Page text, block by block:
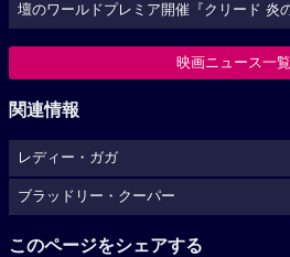
壇のワールドプレミア開催『クリード 炎
映画ニュース一
関連情報
レディー・ガガ
ブラッドリー・クーパー
このページをシェアする